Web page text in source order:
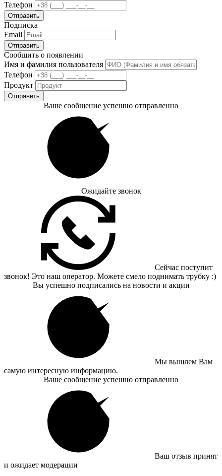
Телефон
Отправить
Подписка
Email
Отправить
Сообщить о появлении
Имя и фамилия пользователя
Телефон
Продукт
Отправить
Ваше сообщение успешно отправленно
Ожидайте звонок
Сейчас поступит
звонок! Это наш оператор. Можете смело поднимать трубку :)
Вы успешно подписались на новости и акции
Мы вышлем Вам
самую интересную информацию.
Ваше сообщение успешно отправленно
Ваш отзыв принят
и ожидает модерации